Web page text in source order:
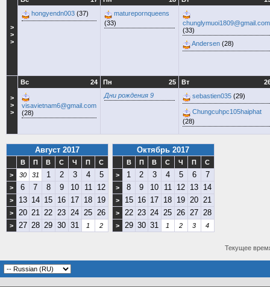
>
>
>
hongyendn003 (37)
maturepornqueens
(33)
chunglymuoi1809@gmail.com
(33)
Andersen (28)
>
>
>
24
Вс
visavietnam6@gmail.com
(28)
25
Пн
Дни рождения 9
Вт
sebastien035 (29)
Chungcuhpc105haiphat
(28)
Август 2017
В П В С Ч П
С
>
30 31 1 2 3 4 5
> 6 7 8 9 10 11 12
> 13 14 15 16 17 18 19
> 20 21 22 23 24 25 26
> 27 28 29 30 31 1 2
Октябрь 2017
В П В С Ч П
С
>
1 2 3 4 5 6 7
> 8 9 10 11 12 13 14
> 15 16 17 18 19 20 21
> 22 23 24 25 26 27 28
> 29 30 31 1 2 3 4
Текущее